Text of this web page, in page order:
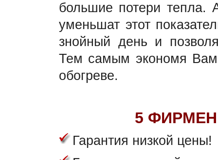
большие потери тепла.
уменьшат этот
знойный день и
Тем самым экономя Вам
обогреве.
5
Гарантия низкой цены!